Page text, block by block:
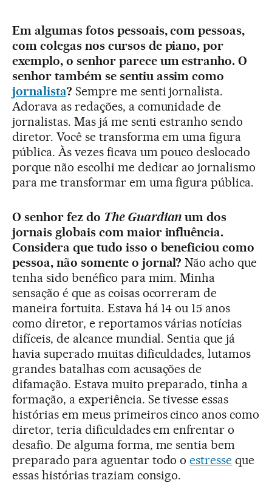
Em algumas fotos pessoais, com pessoas,
com colegas nos cursos de piano, por
exemplo, o senhor parece um estranho. O
senhor também se sentiu assim como
jornalista? Sempre me senti jornalista.
Adorava as redações, a comunidade de
jornalistas. Mas já me senti estranho sendo
diretor. Você se transforma em uma figura
pública. Às vezes ficava um pouco deslocado
porque não escolhi me dedicar ao jornalismo
para me transformar em uma figura pública.
O senhor fez do The Guardian um dos
jornais globais com maior influência.
Considera que tudo isso o beneficiou como
pessoa, não somente o jornal? Não acho que
tenha sido benéfico para mim. Minha
sensação é que as coisas ocorreram de
maneira fortuita. Estava há 14 ou 15 anos
como diretor, e reportamos várias notícias
difíceis, de alcance mundial. Sentia que já
havia superado muitas dificuldades, lutamos
grandes batalhas com acusações de
difamação. Estava muito preparado, tinha a
formação, a experiência. Se tivesse essas
histórias em meus primeiros cinco anos como
diretor, teria dificuldades em enfrentar o
desafio. De alguma forma, me sentia bem
preparado para aguentar todo oestresse que
essas histórias traziam consigo.